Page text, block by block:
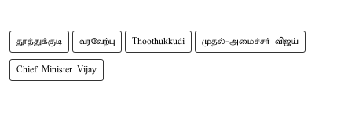
தூத்துக்குடி வரவேற்பு Thoothukkudi முதல்-அமைச்சர் விஜய்
Chief Minister Vijay